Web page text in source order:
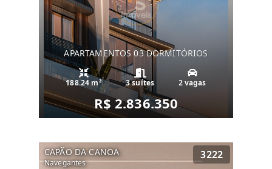
APARTAMENTOS 03 DORMITÓRIOS
188.24 m² 3 suítes 2 vagas
R$ 2.836.350
CAPÃO DA CANOA
Navegantes
3222